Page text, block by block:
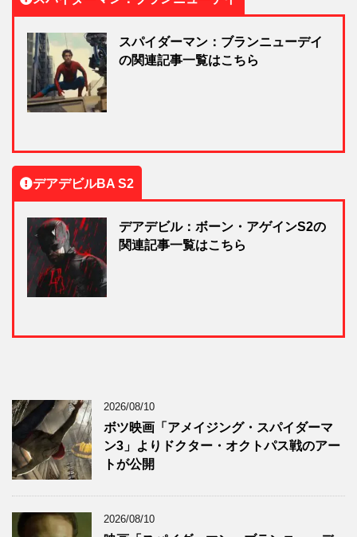
スパイダーマン：ブランニューデイ
の関連記事一覧はこちら
デアデビルBA S2
デアデビル：ボーン・アゲインS2の
関連記事一覧はこちら
2026/08/10
ボツ映画「アメイジング・スパイダーマ
ン3」よりドクター・オクトパス戦のアー
トが公開
2026/08/10